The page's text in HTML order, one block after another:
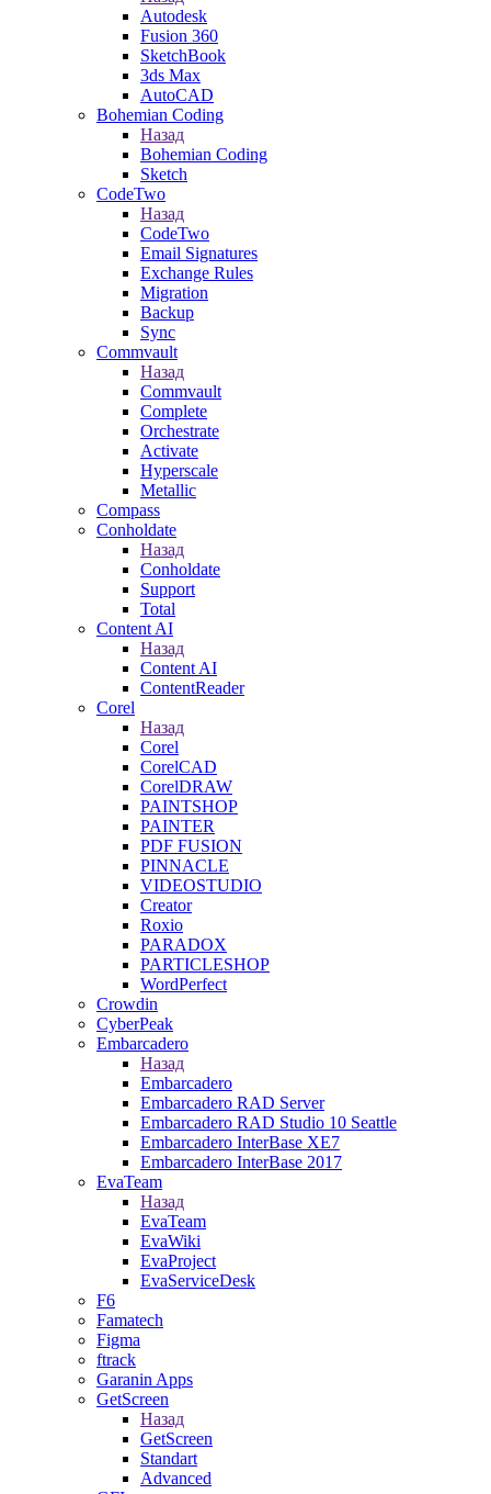
Autodesk
Fusion 360
SketchBook
3ds Max
AutoCAD
Bohemian Coding
Назад
Bohemian Coding
Sketch
CodeTwo
Назад
CodeTwo
Email Signatures
Exchange Rules
Migration
Backup
Sync
Commvault
Назад
Commvault
Complete
Orchestrate
Activate
Hyperscale
Metallic
Compass
Conholdate
Назад
Conholdate
Support
Total
Content AI
Назад
Content AI
ContentReader
Corel
Назад
Corel
CorelCAD
CorelDRAW
PAINTSHOP
PAINTER
PDF FUSION
PINNACLE
VIDEOSTUDIO
Creator
Roxio
PARADOX
PARTICLESHOP
WordPerfect
Crowdin
CyberPeak
Embarcadero
Назад
Embarcadero
Embarcadero RAD Server
Embarcadero RAD Studio 10 Seattle
Embarcadero InterBase XE7
Embarcadero InterBase 2017
EvaTeam
Назад
EvaTeam
EvaWiki
EvaProject
EvaServiceDesk
F6
Famatech
Figma
ftrack
Garanin Apps
GetScreen
Назад
GetScreen
Standart
Advanced